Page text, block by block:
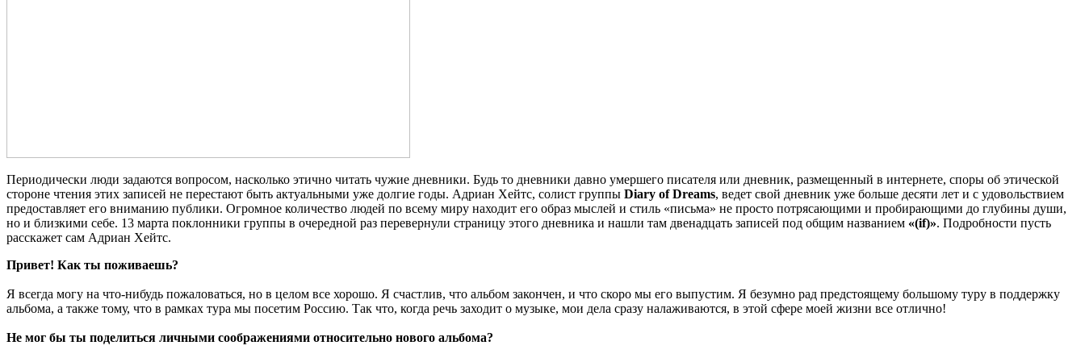
Периодически люди задаются вопросом, насколько этично читать чужие дневники. Будь то дневники давно умершего писателя или дневник, размещенный в интернете, споры об этической
стороне чтения этих записей не перестают быть актуальными уже долгие годы. Адриан Хейтс, солист группы Diary of Dreams, ведет свой дневник уже больше десяти лет и с удовольствием
предоставляет его вниманию публики. Огромное количество людей по всему миру находит его образ мыслей и стиль «письма» не просто потрясающими и пробирающими до глубины души,
но и близкими себе. 13 марта поклонники группы в очередной раз перевернули страницу этого дневника и нашли там двенадцать записей под общим названием «(if)». Подробности пусть
расскажет сам Адриан Хейтс.
Привет! Как ты поживаешь?
Я всегда могу на что-нибудь пожаловаться, но в целом все хорошо. Я счастлив, что альбом закончен, и что скоро мы его выпустим. Я безумно рад предстоящему большому туру в поддержку
альбома, а также тому, что в рамках тура мы посетим Россию. Так что, когда речь заходит о музыке, мои дела сразу налаживаются, в этой сфере моей жизни все отлично!
Не мог бы ты поделиться личными соображениями относительно нового альбома?